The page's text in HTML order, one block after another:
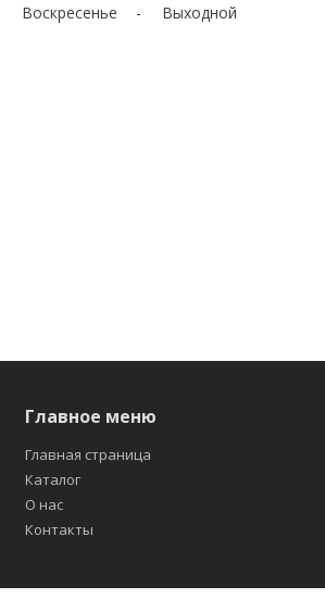
Воскресенье
Выходной
Главное меню
Главная страница
Каталог
О нас
Контакты